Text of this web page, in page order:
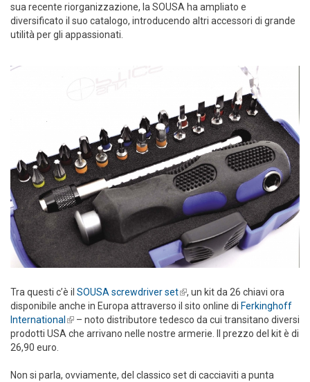
sua recente riorganizzazione, la SOUSA ha ampliato e
diversificato il suo catalogo, introducendo altri accessori di grande
utilità per gli appassionati.
Tra questi c’è il SOUSA screwdriver set(link is external)
, un kit da 26 chiavi ora
disponibile anche in Europa attraverso il sito online di Ferkinghoff
International (link is external)
– noto distributore tedesco da cui transitano diversi
prodotti USA che arrivano nelle nostre armerie. Il prezzo del kit è di
26,90 euro.
Non si parla, ovviamente, del classico set di cacciaviti a punta